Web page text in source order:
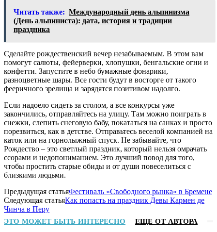
Читать также: Международный день альпинизма
(День альпиниста): дата, история и традиции
праздника
Сделайте рождественский вечер незабываемым. В этом вам
помогут салюты, фейерверки, хлопушки, бенгальские огни и
конфетти. Запустите в небо бумажные фонарики,
разноцветные шары. Все гости будут в восторге от такого
фееричного зрелища и зарядятся позитивом надолго.
Если надоело сидеть за столом, а все конкурсы уже
закончились, отправляйтесь на улицу. Там можно поиграть в
снежки, слепить снеговую бабу, покататься на санках и просто
порезвиться, как в детстве. Отправьтесь веселой компанией на
каток или на горнолыжный спуск. Не забывайте, что
Рождество – это светлый праздник, который нельзя омрачать
ссорами и недопониманием. Это лучший повод для того,
чтобы простить старые обиды и от души повеселиться с
близкими людьми.
Предыдущая статьяФестиваль «Свободного рынка» в Бремене
Следующая статьяКак попасть на праздник Девы Кармен де
Чинча в Перу
ЭТО МОЖЕТ БЫТЬ ИНТЕРЕСНО ЕЩЕ ОТ АВТОРА